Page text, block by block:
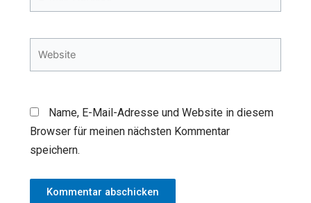
Name, E-Mail-Adresse und Website in diesem
Browser für meinen nächsten Kommentar
speichern.